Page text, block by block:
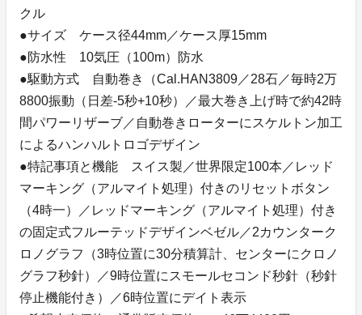
クル
●サイズ ケース径44mm／ケース厚15mm
●防水性 10気圧（100m）防水
●駆動方式 自動巻き（Cal.HAN3809／28石／毎時2万
8800振動（日差-5秒+10秒）／最大巻き上げ時で約42時
間パワーリザーブ／自動巻きローターにスケルトン加工
によるハンハルトロゴデザイン
●特記事項と機能 スイス製／世界限定100本／レッド
マーキング（アルマイト処理）付きのリセットボタン
（4時一）／レッドマーキング（アルマイト処理）付き
の固定式フルーテッドデザインベゼル／2カウンターク
ロノグラフ（3時位置に30分積算計、センターにクロノ
グラフ秒針）／9時位置にスモールセコンド秒針（秒針
停止機能付き）／6時位置にデイト表示